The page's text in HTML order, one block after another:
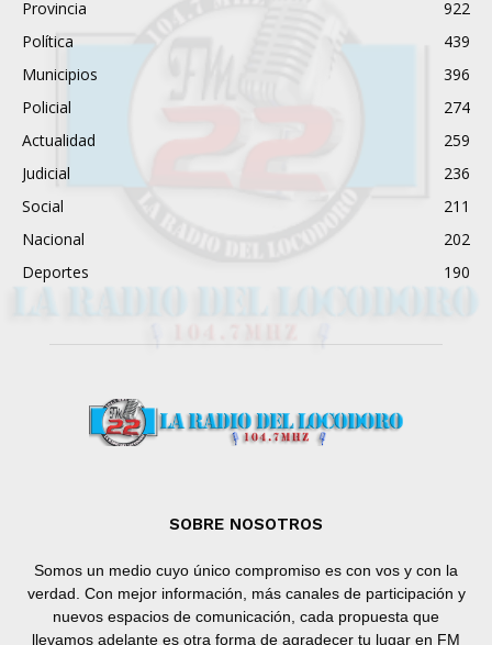
Provincia
922
Política
439
Municipios
396
Policial
274
Actualidad
259
Judicial
236
Social
211
Nacional
202
Deportes
190
SOBRE NOSOTROS
Somos un medio cuyo único compromiso es con vos y con la
verdad. Con mejor información, más canales de participación y
nuevos espacios de comunicación, cada propuesta que
llevamos adelante es otra forma de agradecer tu lugar en FM